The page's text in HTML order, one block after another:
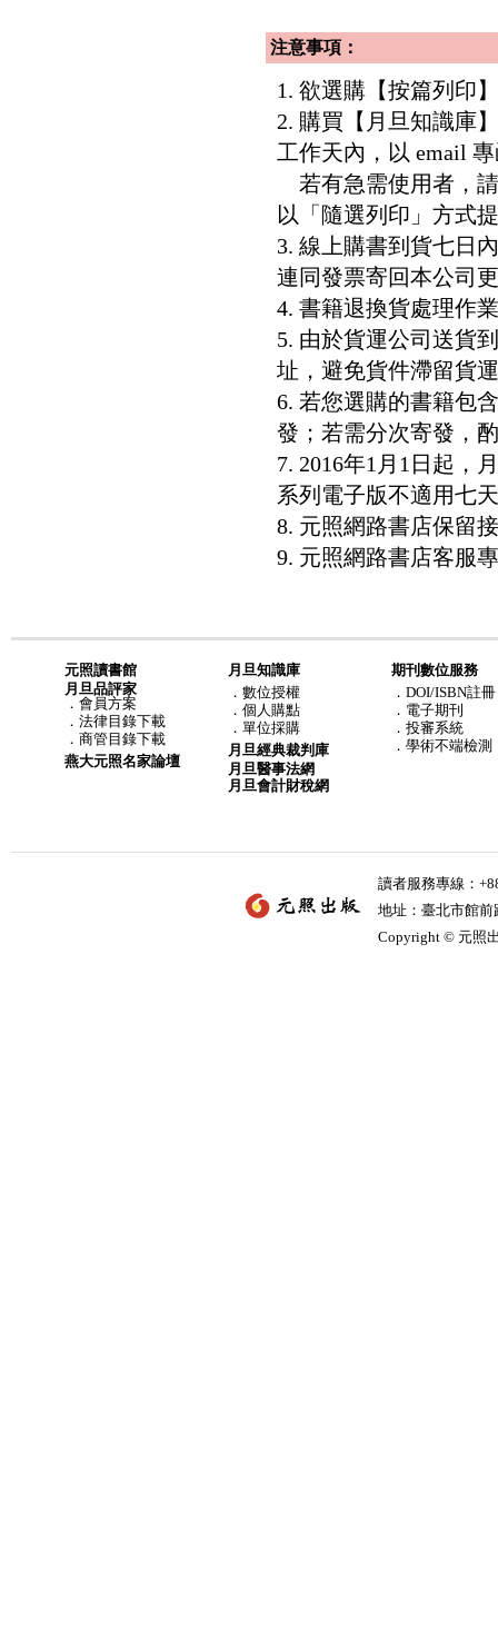
注意事項：
1. 欲選購【按篇列印
2. 購買【月旦知識庫
工作天內，以 email
若有急需使用者，請
以「隨選列印」方式
3. 線上購書到貨七日
連同發票寄回本公司
4. 書籍退換貨處理作
5. 由於貨運公司送貨
址，避免貨件滯留貨
6. 若您選購的書籍包
發；若需分次寄發，
7. 2016年1月1日起，
系列電子版不適用七
8. 元照網路書店保留
9. 元照網路書店客服
元照讀書館
月旦品評家
． 會員方案
． 法律目錄下載
． 商管目錄下載
燕大元照名家論壇
月旦知識庫
． 數位授權
． 個人購點
． 單位採購
月旦經典裁判庫
月旦醫事法網
月旦會計財稅網
期刊數位服務
．DOI/ISBN註冊
．電子期刊
．投審系統
．學術不端檢測
讀者服務專線：
地址：臺北市館
Copyright © 元照